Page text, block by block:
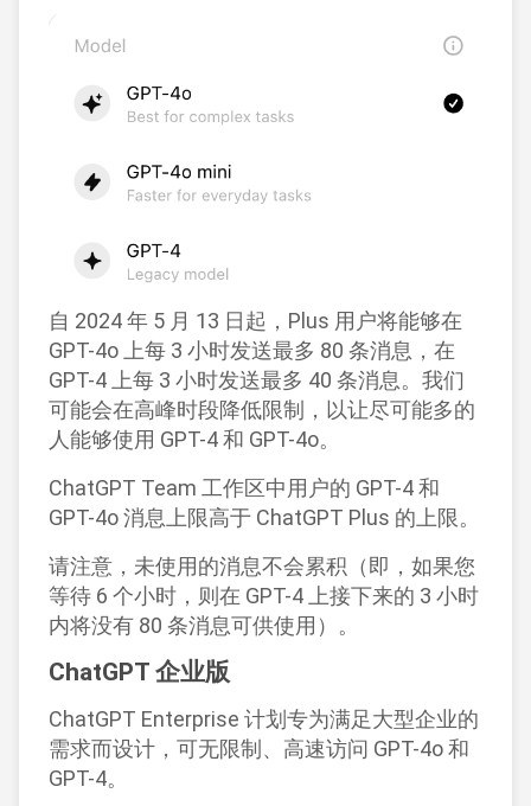
自 2024 年 5 月 13 日起，Plus 用户将能够在
GPT-4o 上每 3 小时发送最多 80 条消息，在
GPT-4 上每 3 小时发送最多 40 条消息。我们
可能会在高峰时段降低限制，以让尽可能多的
人能够使用 GPT-4 和 GPT-4o。
ChatGPT Team 工作区中用户的 GPT-4 和
GPT-4o 消息上限高于 ChatGPT Plus 的上限。
请注意，未使用的消息不会累积（即，如果您
等待 6 个小时，则在 GPT-4 上接下来的 3 小时
内将没有 80 条消息可供使用）。
ChatGPT 企业版
ChatGPT Enterprise 计划专为满足大型企业的
需求而设计，可无限制、高速访问 GPT-4o 和
GPT-4。